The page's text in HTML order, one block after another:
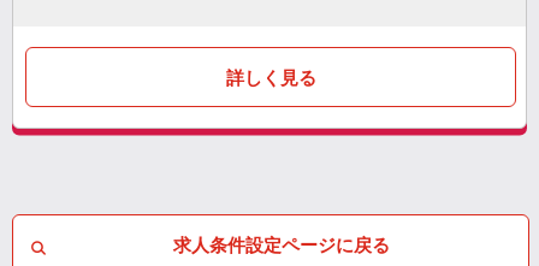
詳しく見る
求人条件設定ページに戻る